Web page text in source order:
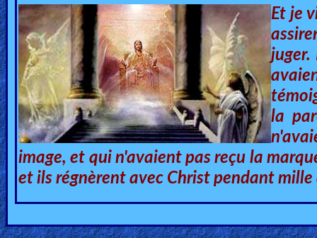
New
Believers
Heaven
Hell
Prayer
Et je
juger.
la
image, et qui n'avaient pas reçu la
et ils régnèrent avec Christ pendant mille